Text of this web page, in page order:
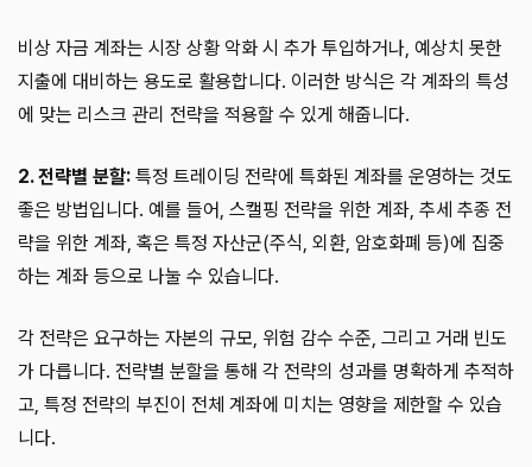
비상 자금 계좌는 시장 상황 악화 시 추가 투입하거나, 예상치 못한
지출에 대비하는 용도로 활용합니다. 이러한 방식은 각 계좌의 특성
에 맞는 리스크 관리 전략을 적용할 수 있게 해줍니다.
2. 전략별 분할: 특정 트레이딩 전략에 특화된 계좌를 운영하는 것도
좋은 방법입니다. 예를 들어, 스캘핑 전략을 위한 계좌, 추세 추종 전
략을 위한 계좌, 혹은 특정 자산군(주식, 외환, 암호화폐 등)에 집중
하는 계좌 등으로 나눌 수 있습니다.
각 전략은 요구하는 자본의 규모, 위험 감수 수준, 그리고 거래 빈도
가 다릅니다. 전략별 분할을 통해 각 전략의 성과를 명확하게 추적하
고, 특정 전략의 부진이 전체 계좌에 미치는 영향을 제한할 수 있습
니다.